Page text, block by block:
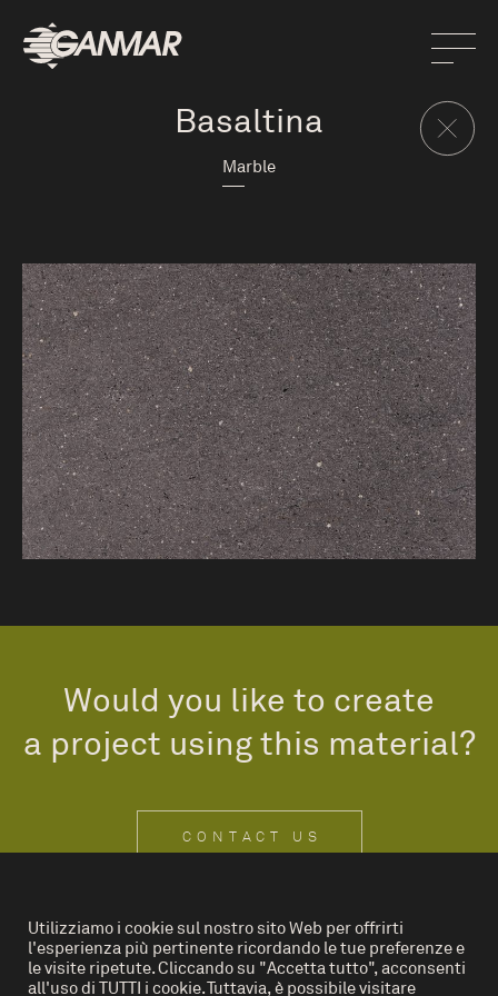
Basaltina
Marble
Would you like to create
a project using this material?
CONTACT US
IT EN
Utilizziamo i cookie sul nostro sito Web per offrirti
l'esperienza più pertinente ricordando le tue preferenze e
le visite ripetute. Cliccando su "Accetta tutto", acconsenti
all'uso di TUTTI i cookie. Tuttavia, è possibile visitare